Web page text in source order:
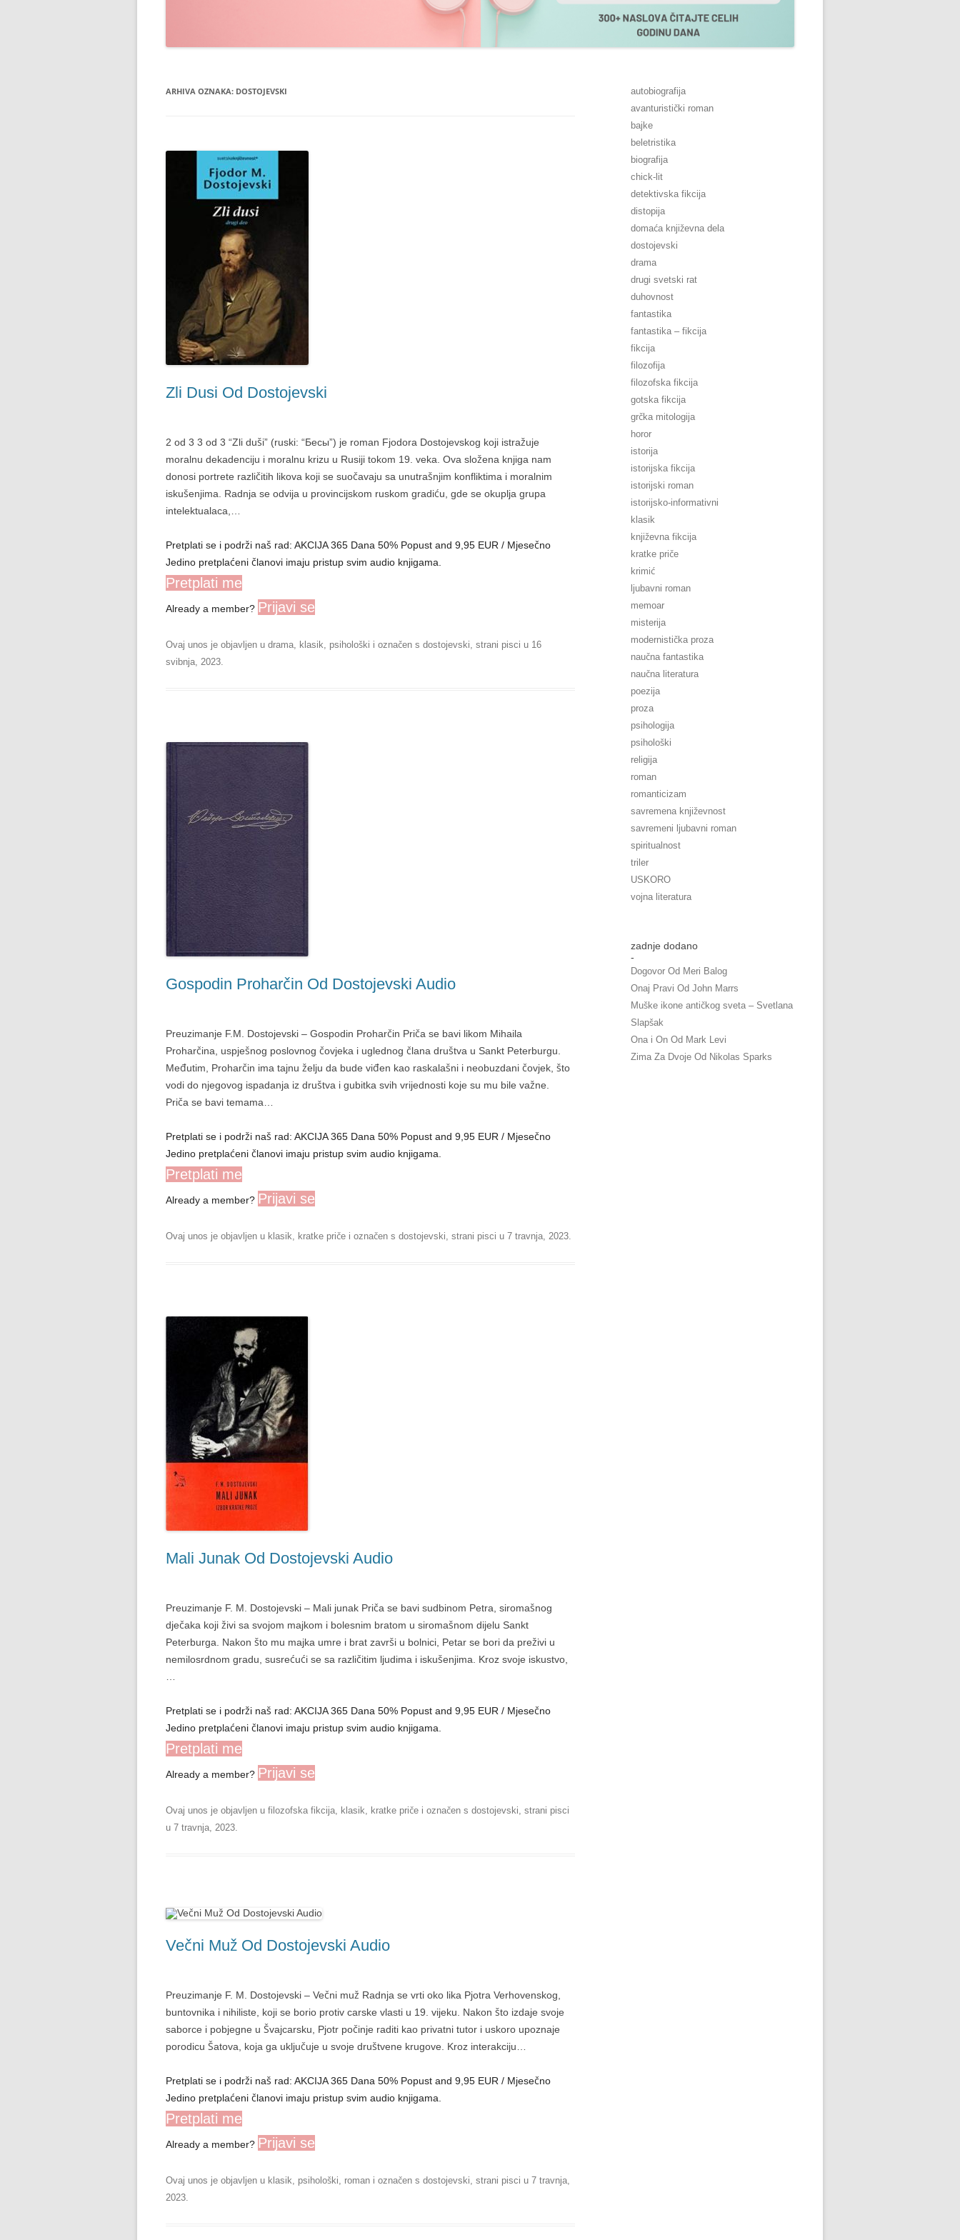
ARHIVA OZNAKA: DOSTOJEVSKI
Zli Dusi Od Dostojevski
2 od 3 3 od 3 “Zli duši” (ruski: “Бесы”) je roman Fjodora Dostojevskog koji istražuje
moralnu dekadenciju i moralnu krizu u Rusiji tokom 19. veka. Ova složena knjiga nam
donosi portrete različitih likova koji se suočavaju sa unutrašnjim konfliktima i moralnim
iskušenjima. Radnja se odvija u provincijskom ruskom gradiću, gde se okuplja grupa
intelektualaca,…
Pretplati se i podrži naš rad: AKCIJA 365 Dana 50% Popust and 9,95 EUR / Mjesečno
Jedino pretplaćeni članovi imaju pristup svim audio knjigama.
Pretplati me
Already a member? Prijavi se
Ovaj unos je objavljen u drama klasik psihološki i označen s dostojevski strani pisci u 16
svibnja, 2023
Gospodin Proharčin Od Dostojevski Audio
Preuzimanje F.M. Dostojevski – Gospodin Proharčin Priča se bavi likom Mihaila
Proharčina, uspješnog poslovnog čovjeka i uglednog člana društva u Sankt Peterburgu.
Međutim, Proharčin ima tajnu želju da bude viđen kao raskalašni i neobuzdani čovjek, što
vodi do njegovog ispadanja iz društva i gubitka svih vrijednosti koje su mu bile važne.
Priča se bavi temama…
Pretplati se i podrži naš rad: AKCIJA 365 Dana 50% Popust and 9,95 EUR / Mjesečno
Jedino pretplaćeni članovi imaju pristup svim audio knjigama.
Pretplati me
Already a member? Prijavi se
Ovaj unos je objavljen u klasik kratke priče i označen s dostojevski strani pisci u 7 travnja, 2023
Mali Junak Od Dostojevski Audio
Preuzimanje F. M. Dostojevski – Mali junak Priča se bavi sudbinom Petra, siromašnog
dječaka koji živi sa svojom majkom i bolesnim bratom u siromašnom dijelu Sankt
Peterburga. Nakon što mu majka umre i brat završi u bolnici, Petar se bori da preživi u
nemilosrdnom gradu, susrećući se sa različitim ljudima i iskušenjima. Kroz svoje iskustvo,
Pretplati se i podrži naš rad: AKCIJA 365 Dana 50% Popust and 9,95 EUR / Mjesečno
Jedino pretplaćeni članovi imaju pristup svim audio knjigama.
Pretplati me
Already a member? Prijavi se
Ovaj unos je objavljen u filozofska fikcija klasik kratke priče i označen s dostojevski strani pisci
u 7 travnja, 2023
Večni Muž Od Dostojevski Audio
Preuzimanje F. M. Dostojevski – Večni muž Radnja se vrti oko lika Pjotra Verhovenskog,
buntovnika i nihiliste, koji se borio protiv carske vlasti u 19. vijeku. Nakon što izdaje svoje
saborce i pobjegne u Švajcarsku, Pjotr počinje raditi kao privatni tutor i uskoro upoznaje
porodicu Šatova, koja ga uključuje u svoje društvene krugove. Kroz interakciju…
Pretplati se i podrži naš rad: AKCIJA 365 Dana 50% Popust and 9,95 EUR / Mjesečno
Jedino pretplaćeni članovi imaju pristup svim audio knjigama.
Pretplati me
Already a member? Prijavi se
Ovaj unos je objavljen u klasik psihološki roman i označen s dostojevski strani pisci u 7 travnja,
2023
autobiografija
avanturistički roman
bajke
beletristika
biografija
chick-lit
detektivska fikcija
distopija
domaća književna dela
dostojevski
drama
drugi svetski rat
duhovnost
fantastika
fantastika – fikcija
fikcija
filozofija
filozofska fikcija
gotska fikcija
grčka mitologija
horor
istorija
istorijska fikcija
istorijski roman
istorijsko-informativni
klasik
književna fikcija
kratke priče
krimić
ljubavni roman
memoar
misterija
modernistička proza
naučna fantastika
naučna literatura
poezija
proza
psihologija
psihološki
religija
roman
romanticizam
savremena književnost
savremeni ljubavni roman
spiritualnost
triler
USKORO
vojna literatura
zadnje dodano
-
Dogovor Od Meri Balog
Onaj Pravi Od John Marrs
Muške ikone antičkog sveta – Svetlana
Slapšak
Ona i On Od Mark Levi
Zima Za Dvoje Od Nikolas Sparks